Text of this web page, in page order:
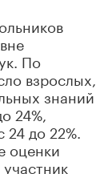
По
взрослых,
знаний
24%,
до 22%.
оценки